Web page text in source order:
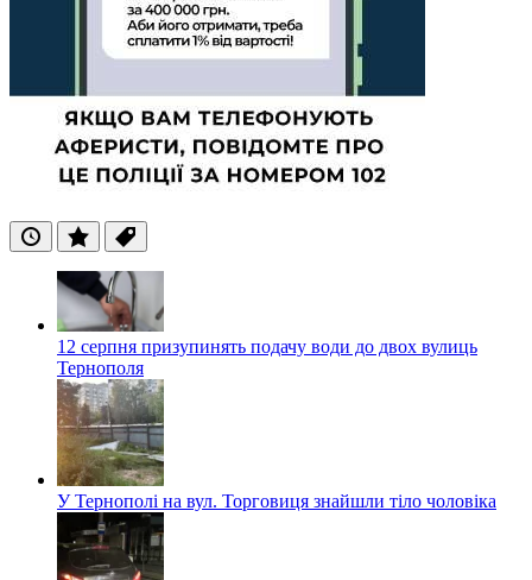
ОстанніПопулярні
Теги
12 серпня призупинять подачу води до двох вулиць
Тернополя
У Тернополі на вул. Торговиця знайшли тіло чоловіка